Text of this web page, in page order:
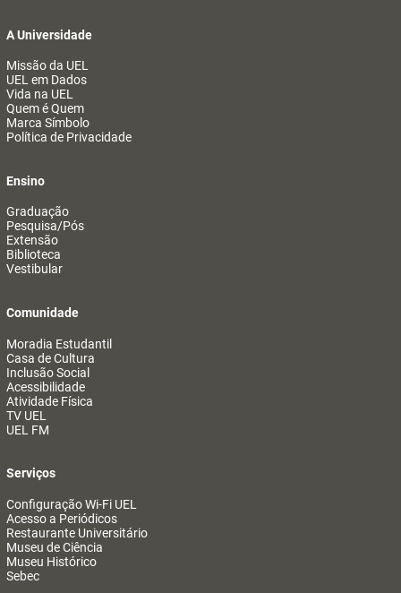
A Universidade
Missão da UEL
UEL em Dados
Vida na UEL
Quem é Quem
Marca Símbolo
Política de Privacidade
Ensino
Graduação
Pesquisa/Pós
Extensão
Biblioteca
Vestibular
Comunidade
Moradia Estudantil
Casa de Cultura
Inclusão Social
Acessibilidade
Atividade Física
TV UEL
UEL FM
Serviços
Configuração Wi-Fi UEL
Acesso a Periódicos
Restaurante Universitário
Museu de Ciência
Museu Histórico
Sebec